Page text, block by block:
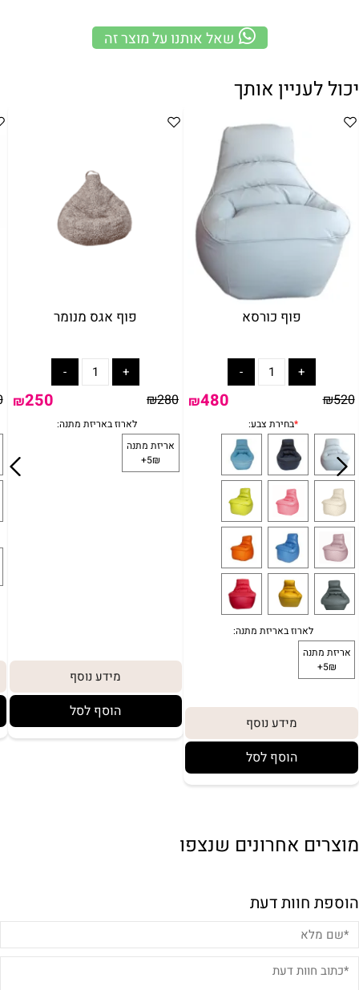
שאל אותנו על מוצר זה
יכול לעניין אותך
פוף אגס מנומר
₪280
₪250
לארוז באריזת מתנה:
5₪+
מידע נוסף
הוסף לסל
פוף כורסא
₪520
₪480
צבע: מידע נוסף
הוסף לסל
מוצרים אחרונים שנצפו
הוספת חוות דעת